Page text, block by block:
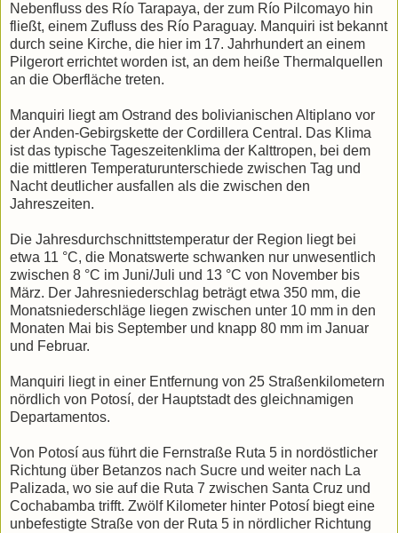
Nebenfluss des Río Tarapaya, der zum Río Pilcomayo hin
fließt, einem Zufluss des Río Paraguay. Manquiri ist bekannt
durch seine Kirche, die hier im 17. Jahrhundert an einem
Pilgerort errichtet worden ist, an dem heiße Thermalquellen
an die Oberfläche treten.
Manquiri liegt am Ostrand des bolivianischen Altiplano vor
der Anden-Gebirgskette der Cordillera Central. Das Klima
ist das typische Tageszeitenklima der Kalttropen, bei dem
die mittleren Temperaturunterschiede zwischen Tag und
Nacht deutlicher ausfallen als die zwischen den
Jahreszeiten.
Die Jahresdurchschnittstemperatur der Region liegt bei
etwa 11 °C, die Monatswerte schwanken nur unwesentlich
zwischen 8 °C im Juni/Juli und 13 °C von November bis
März. Der Jahresniederschlag beträgt etwa 350 mm, die
Monatsniederschläge liegen zwischen unter 10 mm in den
Monaten Mai bis September und knapp 80 mm im Januar
und Februar.
Manquiri liegt in einer Entfernung von 25 Straßenkilometern
nördlich von Potosí, der Hauptstadt des gleichnamigen
Departamentos.
Von Potosí aus führt die Fernstraße Ruta 5 in nordöstlicher
Richtung über Betanzos nach Sucre und weiter nach La
Palizada, wo sie auf die Ruta 7 zwischen Santa Cruz und
Cochabamba trifft. Zwölf Kilometer hinter Potosí biegt eine
unbefestigte Straße von der Ruta 5 in nördlicher Richtung